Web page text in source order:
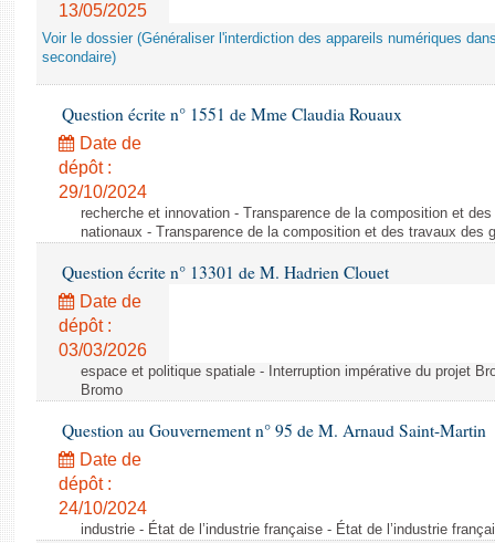
13/05/2025
Voir le dossier (Généraliser l'interdiction des appareils numériques
secondaire)
Question écrite n° 1551 de Mme Claudia Rouaux
Date de
dépôt :
29/10/2024
recherche et innovation - Transparence de la composition et
nationaux - Transparence de la composition et des travaux des
Question écrite n° 13301 de M. Hadrien Clouet
Date de
dépôt :
03/03/2026
espace et politique spatiale - Interruption impérative du projet
Bromo
Question au Gouvernement n° 95 de M. Arnaud Saint-Martin
Date de
dépôt :
24/10/2024
industrie - État de l’industrie française - État de l’industrie